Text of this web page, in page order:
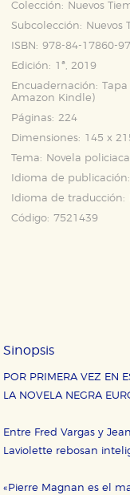
Colección:
Nuevos
Subcolección:
Nuevos
ISBN: 978-84-17860-
Edición: 1ª, 2019
Encuadernación:
Amazon Kindle )
Páginas: 224
Dimensiones: 145 x
Tema:
Novela
Idioma de publicación:
Idioma de traducción:
Código: 7521439
Sinopsis
POR PRIMERA VEZ EN
LA NOVELA NEGRA
Entre Fred Vargas y
Laviolette rebosan
«Pierre Magnan es el